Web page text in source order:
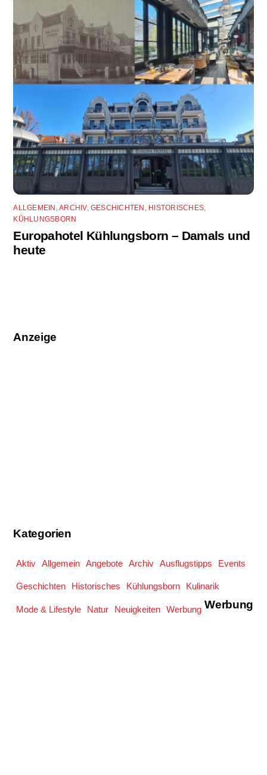
ALLGEMEIN ,ARCHIV, GESCHICHTEN HISTORISCHES
KÜHLUNGSBORN
Europahotel Kühlungsborn – Damals und
heute
Anzeige
Kategorien
Aktiv Allgemein Angebote Archiv Ausflugstipps Events
Geschichten Historisches Kühlungsborn Kulinarik
Mode & Lifestyle Natur Neuigkeiten Werbung Werbung